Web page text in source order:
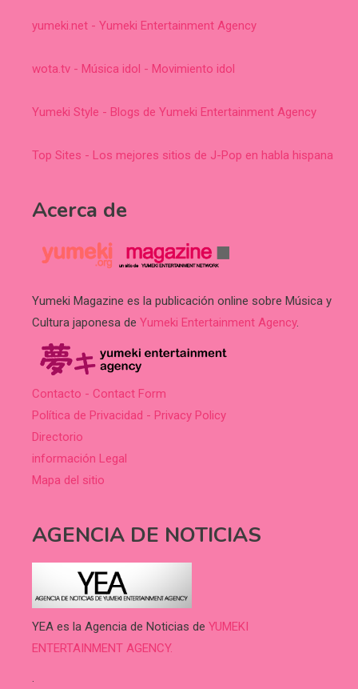
yumeki.net - Yumeki Entertainment Agency
wota.tv - Música idol - Movimiento idol
Yumeki Style - Blogs de Yumeki Entertainment Agency
Top Sites - Los mejores sitios de J-Pop en habla hispana
Acerca de
Yumeki Magazine es la publicación online sobre Música y
Cultura japonesa de Yumeki Entertainment Agency.
Contacto - Contact Form
Política de Privacidad - Privacy Policy
Directorio
información Legal
Mapa del sitio
AGENCIA DE NOTICIAS
YEA es la Agencia de Noticias de YUMEKI
ENTERTAINMENT AGENCY.
.